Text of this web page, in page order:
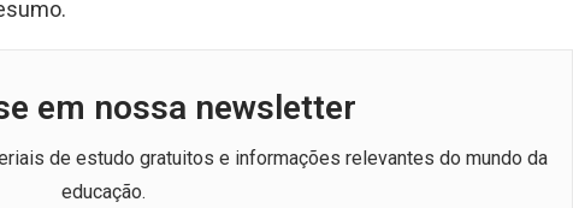
em nossa newsletter
de estudo gratuitos e informações relevantes do mundo da
educação.